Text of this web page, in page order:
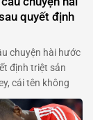
quyết định
chuyện hài hước
định triệt sản
cái tên không
Manchester
là huyền thoại